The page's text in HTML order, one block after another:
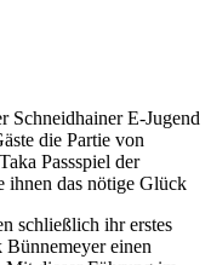
Schneidhainer E-Jugend
die Partie von
Passspiel der
ihnen das nötige Glück
schließlich ihr erstes
Bünnemeyer einen